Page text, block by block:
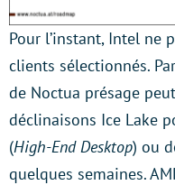
Pour l’instant, Intel ne
clients sélectionnés.
de Noctua présage
déclinaisons Ice Lake
(High-End Desktop) ou
quelques semaines.